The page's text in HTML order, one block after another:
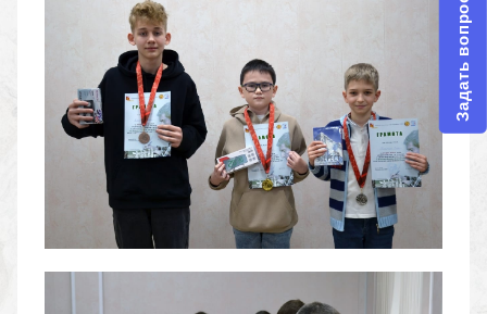
Задать вопрос